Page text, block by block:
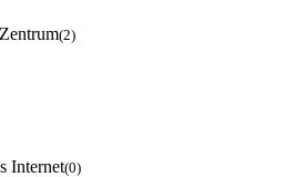
(2)
Internet(0)